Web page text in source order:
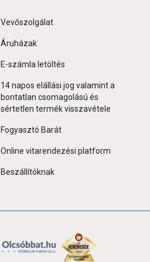
Vevőszolgálat
Áruházak
E-számla letöltés
14 napos elállási jog valamint a
bontatlan csomagolású és
sértetlen termék visszavétele
Fogyasztó Barát
Online vitarendezési platform
Beszállítóknak